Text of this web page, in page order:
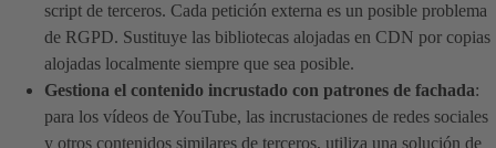
script de terceros. Cada petición externa es un posible problema
de RGPD. Sustituye las bibliotecas alojadas en CDN por copias
alojadas localmente siempre que sea posible.
Gestiona el contenido incrustado con patrones de fachada:
para los vídeos de YouTube, las incrustaciones de redes sociales
y otros contenidos similares de terceros, utiliza una solución de